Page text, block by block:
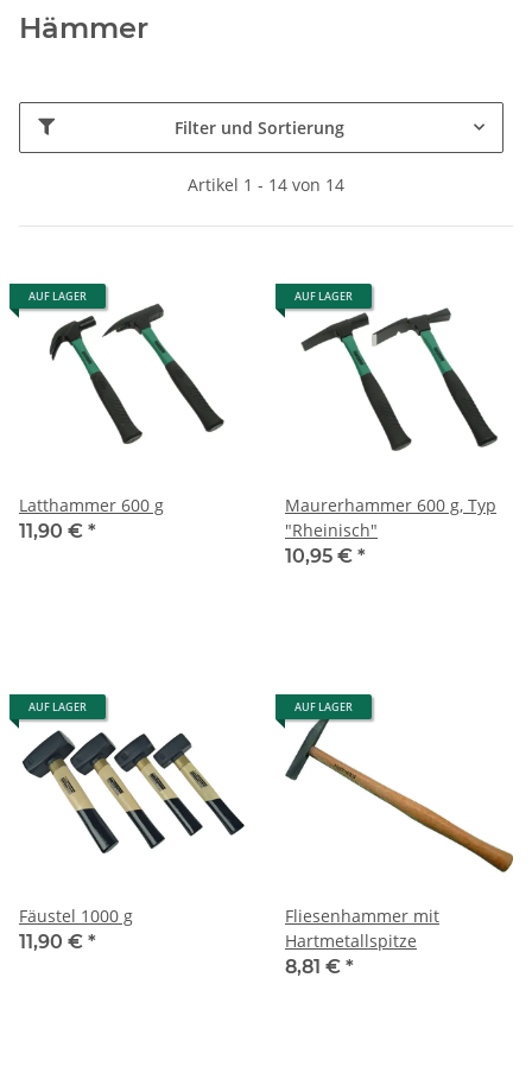
Hämmer
Filter und Sortierung
Artikel 1 - 14 von 14
AUF LAGER
Latthammer 600 g
11,90 € *
AUF LAGER
Maurerhammer 600 g, Typ
"Rheinisch"
10,95 € *
AUF LAGER
Fäustel 1000 g
11,90 € *
AUF LAGER
Fliesenhammer mit
Hartmetallspitze
8,81 € *